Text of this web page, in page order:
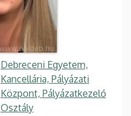
Debreceni Egyetem,
Kancellária, Pályázati
Központ, Pályázatkezelő
Osztály